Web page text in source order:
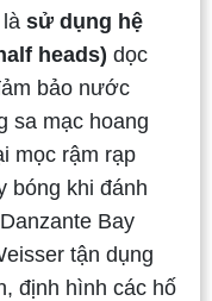
sử dụng hệ
heads) dọc
bảo nước
sa mạc hoang
mọc rậm rạp
bóng khi đánh
Bay
tận dụng
định hình các hố